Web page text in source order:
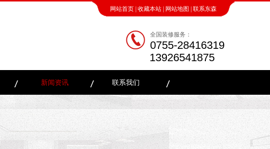
网站首页 收藏本站 网站地图 联系东森
全国装修服务：
0755-28416319
13926541875
新闻资讯 联系我们